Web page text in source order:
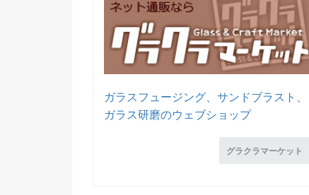
ガラスフュージング、サンドブラスト、
ガラス研磨のウェブショップ
グラクラマーケット